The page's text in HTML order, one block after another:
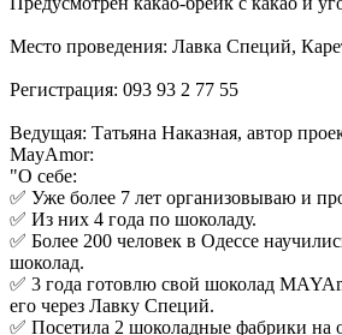
Место проведения: Лавка Специй,
Регистрация: 093 93 2 77 55
Ведущая: Татьяна Наказная, автор
MayAmor:
"О себе:
✅ Уже более 7 лет организовываю и
✅ Из них 4 года по шоколаду.
✅ Более 200 человек в Одессе
шоколад.
✅ 3 года готовлю свой шоколад
его через Лавку Специй.
✅ Посетила 2 шоколадные фабрики на